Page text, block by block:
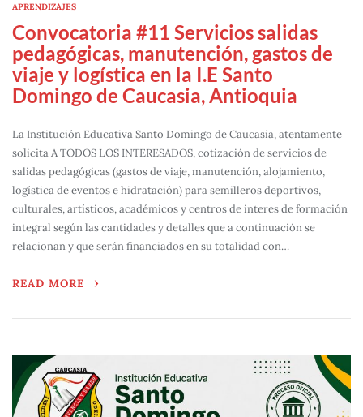
APRENDIZAJES
Convocatoria #11 Servicios salidas
pedagógicas, manutención, gastos de
viaje y logística en la I.E Santo
Domingo de Caucasia, Antioquia
La Institución Educativa Santo Domingo de Caucasia, atentamente
solicita A TODOS LOS INTERESADOS, cotización de servicios de
salidas pedagógicas (gastos de viaje, manutención, alojamiento,
logística de eventos e hidratación) para semilleros deportivos,
culturales, artísticos, académicos y centros de interes de formación
integral según las cantidades y detalles que a continuación se
relacionan y que serán financiados en su totalidad con…
READ MORE